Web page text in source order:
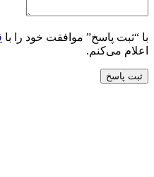
با “ثبت پاسخ” موافقت خود را با
اعلام می‌کنم.
ثبت پاسخ